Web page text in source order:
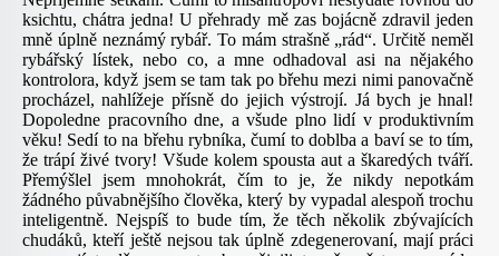
ksichtu, chátra jedna! U přehrady mě zas bojácně zdravil jeden
mně úplně neznámý rybář. To mám strašně „rád“. Určitě neměl
rybářský lístek, nebo co, a mne odhadoval asi na nějakého
kontrolora, když jsem se tam tak po břehu mezi nimi panovačně
procházel, nahlížeje přísně do jejich výstrojí. Já bych je hnal!
Dopoledne pracovního dne, a všude plno lidí v produktivním
věku! Sedí to na břehu rybníka, čumí to doblba a baví se to tím,
že trápí živé tvory! Všude kolem spousta aut a škaredých tváří.
Přemýšlel jsem mnohokrát, čím to je, že nikdy nepotkám
žádného půvabnějšího člověka, který by vypadal alespoň trochu
inteligentně. Nejspíš to bude tím, že těch několik zbývajících
chudáků, kteří ještě nejsou tak úplně zdegenerovaní, mají práci